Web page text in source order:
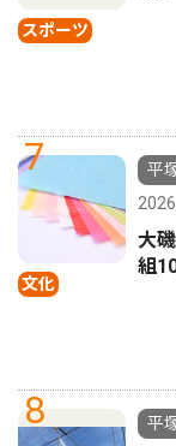
スポーツ
7
文化
平
大
組
8
平